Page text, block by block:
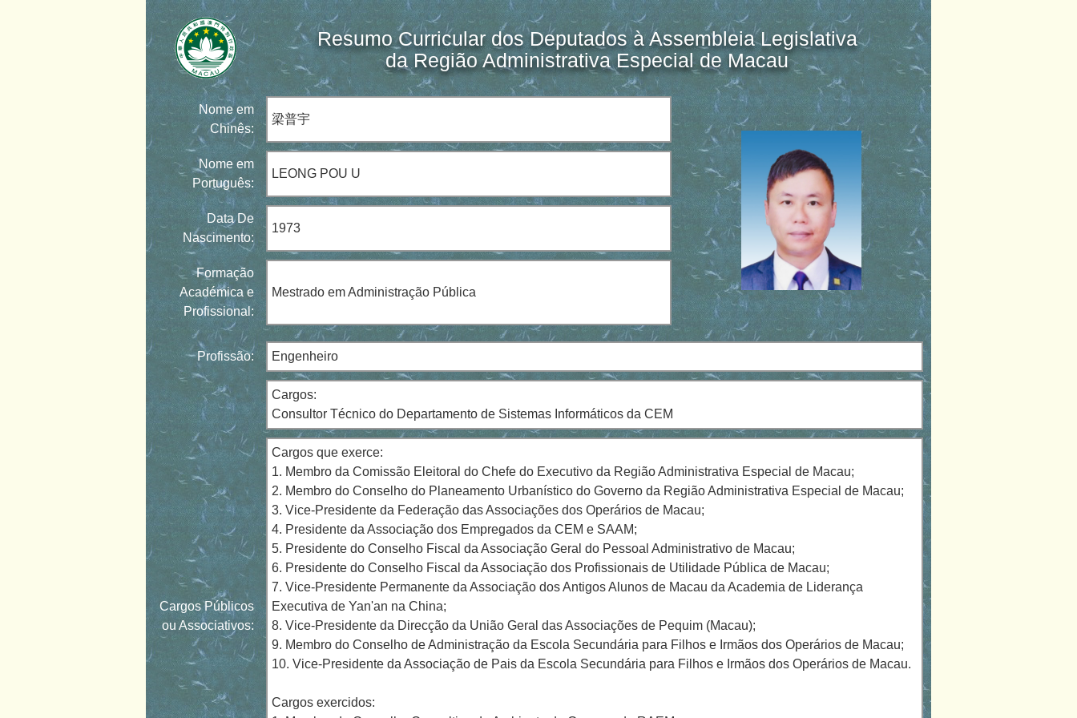
Resumo Curricular dos Deputados à Assembleia Legislativa
da Região Administrativa Especial de Macau
Nome em
Chinês:
梁普宇
Nome em
Português:
LEONG POU U
Data De
Nascimento:
1973
Formação
Académica e
Profissional:
Mestrado em Administração Pública
Profissão: Engenheiro
Cargos:
Consultor Técnico do Departamento de Sistemas Informáticos da CEM
Cargos Públicos
ou Associativos:
Cargos que exerce:
1. Membro da Comissão Eleitoral do Chefe do Executivo da Região Administrativa Especial de Macau;
2. Membro do Conselho do Planeamento Urbanístico do Governo da Região Administrativa Especial de Macau;
3. Vice-Presidente da Federação das Associações dos Operários de Macau;
4. Presidente da Associação dos Empregados da CEM e SAAM;
5. Presidente do Conselho Fiscal da Associação Geral do Pessoal Administrativo de Macau;
6. Presidente do Conselho Fiscal da Associação dos Profissionais de Utilidade Pública de Macau;
7. Vice-Presidente Permanente da Associação dos Antigos Alunos de Macau da Academia de Liderança
Executiva de Yan'an na China;
8. Vice-Presidente da Direcção da União Geral das Associações de Pequim (Macau);
9. Membro do Conselho de Administração da Escola Secundária para Filhos e Irmãos dos Operários de Macau;
10. Vice-Presidente da Associação de Pais da Escola Secundária para Filhos e Irmãos dos Operários de Macau.
Cargos exercidos: